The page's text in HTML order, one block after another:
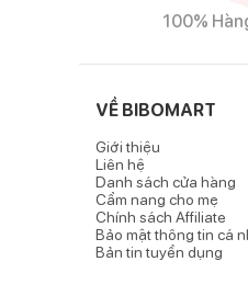
Đặc điểm nổi
thoáng ngay cả
mái.
- Từ chất liệu vải
chuyền công nghệ
- Tất cả các sản
100%
VỀ BIBOMART
Giới thiệu
Liên hệ
Danh sách cửa hàng
Cẩm nang cho mẹ
Chính sách Affiliate
Bảo mật thông tin cá
Bản tin tuyển dụng